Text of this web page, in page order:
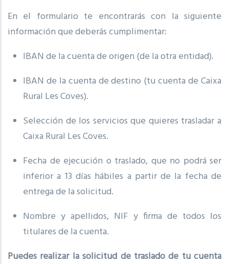
En el formulario te encontrarás con la siguiente
información que deberás cumplimentar:
IBAN de la cuenta de origen (de la otra entidad).
IBAN de la cuenta de destino (tu cuenta de Caixa
Rural Les Coves).
Selección de los servicios que quieres trasladar a
Caixa Rural Les Coves.
Fecha de ejecución o traslado, que no podrá ser
inferior a 13 días hábiles a partir de la fecha de
entrega de la solicitud.
Nombre y apellidos, NIF y firma de todos los
titulares de la cuenta.
Puedes realizar la solicitud de traslado de tu cuenta